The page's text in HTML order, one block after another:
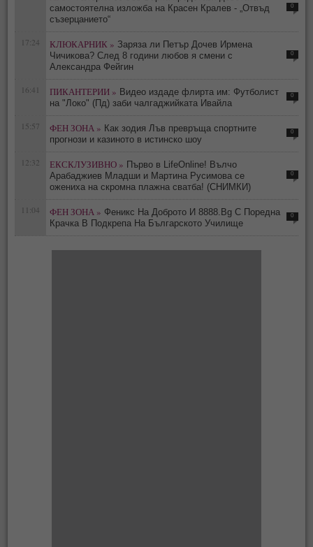
самостоятелна изложба на Красен Кралев - „Отвъд
съзерцанието“
0
17:24 КЛЮКАРНИК » Заряза ли Петър Дочев Ирмена
Чичикова? След 8 години любов я смени с
Александра Фейгин
0
16:41 ПИКАНТЕРИИ » Видео издаде флирта им: Футболист
на "Локо" (Пд) заби чалгаджийката Ивайла
0
15:57 ФЕН ЗОНА » Как зодия Лъв превръща спортните
прогнози и казиното в истинско шоу
0
12:32 ЕКСКЛУЗИВНО » Първо в LifeOnline! Вълчо
Арабаджиев Младши и Мартина Русимова сe
oжениха на скромна плажна сватба! (СНИМКИ)
0
11:04 ФЕН ЗОНА » Феникс На Доброто И 8888.Bg С Поредна
Крачка В Подкрепа На Българското Училище
0